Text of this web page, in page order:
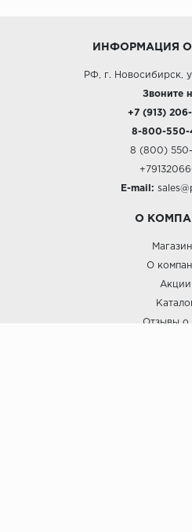
ИНФОРМАЦИЯ
РФ, г. Новосибирск,
Звоните
+7 (913)
8-800-550-
8 (800)
E-mail:
О
О
Акции
Отзывы о